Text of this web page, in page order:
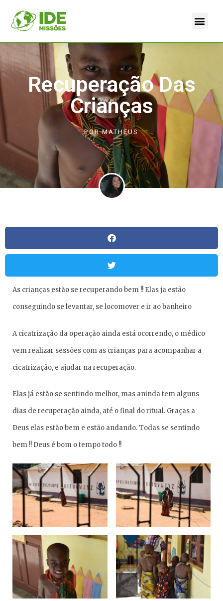
Recuperação Das
Crianças
PORMATHEUS
As crianças estão se recuperando bem !! Elas ja estão
conseguindo se levantar, se locomover e ir ao banheiro
A cicatrização da operação ainda está ocorrendo, o médico
vem realizar sessões com as crianças para acompanhar a
cicatrização, e ajudar na recuperação.
Elas já estão se sentindo melhor, mas aninda tem alguns
dias de recuperação ainda, até o final do ritual. Graças a
Deus elas estão bem e estão andando. Todas se sentindo
bem !! Deus é bom o tempo todo !!